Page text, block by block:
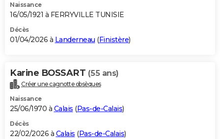
Naissance
16/05/1921 à FERRYVILLE TUNISIE
Décès
01/04/2026 à Landerneau (Finistère)
Karine BOSSART (55 ans)
Créer une cagnotte obsèques
Naissance
25/06/1970 à Calais (Pas-de-Calais)
Décès
22/02/2026 à Calais (Pas-de-Calais)